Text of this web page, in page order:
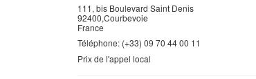
111, bis Boulevard Saint Denis
92400,Courbevoie
France
Téléphone: (+33) 09 70 44 00 11
Prix de l'appel local